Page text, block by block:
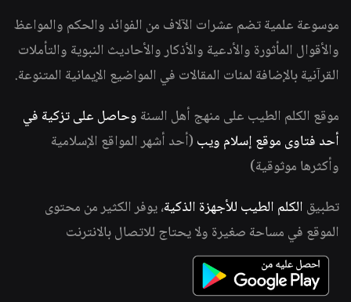
موسوعة علمية تضم عشرات الآلاف من الفوائد والحكم والمواعظ
والأقوال المأثورة والأدعية والأذكار والأحاديث النبوية والتأملات
القرآنية بالإضافة لمئات المقالات في المواضيع الإيمانية المتنوعة.
موقع الكلم الطيب على منهج أهل السنة وحاصل على تزكية في
أحد فتاوى موقع إسلام ويب (أحد أشهر المواقع الإسلامية
وأكثرها موثوقية)
تطبيق الكلم الطيب للأجهزة الذكية، يوفر الكثير من محتوى
الموقع في مساحة صغيرة ولا يحتاج للاتصال بالانترنت